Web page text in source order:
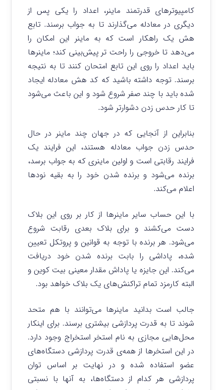
کامپیوترهای قدرتمند ماینر، اعداد را یکی پس از
دیگری در معادله می‌گذارند تا به جواب برسند. تابع
هش یک راهکار است که به ماینر این امکان را
می‌دهد تا خروجی را راحت تر پیش‌بینی کند؛ ماینرها
باید اعداد را روی این تابع امتحان کنند تا به نتیجه
برسند. توجه داشته باشید که کد هش معادله ایجاد
شده باید با چند صفر شروع شود و این باعث می‌شود
تا کار حدس زدن دشوارتر شود.
بنابراین از آنجایی که در جهان چند ماینر در حال
حدس زدن جواب معادله هستند، این فرایند یک
فرایند رقابتی است و اولین ماینری که به جواب برسد،
برنده می‌شود و برنده شدن خود را به بقیه نودها
اعلام می‌کند.
با این حساب سایر ماینرها از کار بر روی این بلاک
دست می‌کشند و برای بلاک بعدی رقابت شروع
می‌شود. هر برنده با توجه به قوانین و پروتکل تعیین
شده، پاداشی را بابت برنده شدن خود دریافت
می‌کند. این جایزه یا پاداش مقدار معینی بیت کوین و
البته کارمزد تمام تراکنش‌های یک بلاک خواهد بود.
جالب است بدانید ماینرها می‌توانند با هم متحد
شوند تا به قدرت پردازشی بیشتری برسند. برای اینکار
محل‌هایی مجازی به نام استخر استخراج وجود دارد.
در این استخرها از همه‌ی قدرت پردازشی دستگاه‌های
عضو استفاده شده و در نهایت بر اساس توان
پردازشی هر کدام از دستگاه‌ها، به آنها با نسبتی